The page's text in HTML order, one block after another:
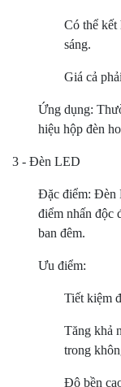
Có thể kết
sáng.
Giá cả
Ứng dụng:
hiệu hộp đèn
3 - Đèn LED
Đặc điểm: Đèn
điểm nhấn độc
ban đêm.
Ưu điểm:
Tiết kiệm
Tăng khả
trong
Độ bền